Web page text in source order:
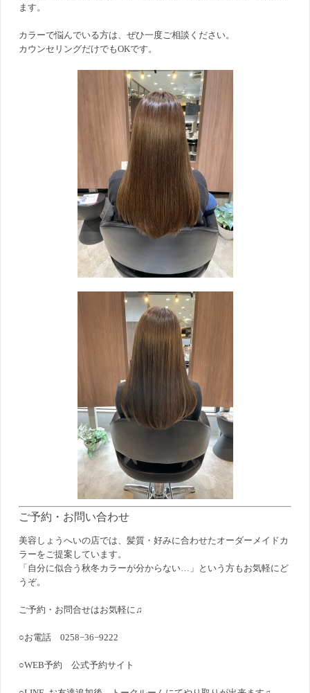
ます。
カラーで悩んでいる方は、ぜひ一度ご相談ください。
カウンセリングだけでもOKです。
ご予約・お問い合わせ
美容しょうへいの店では、髪質・好みに合わせたオーダーメイドカ
ラーをご提案しています。
「自分に似合う秋冬カラーが分からない…」という方もお気軽にど
うぞ。
ご予約・お問合せはお気軽に♫
○お電話 0258−36−9222
○WEB予約公式予約サイト